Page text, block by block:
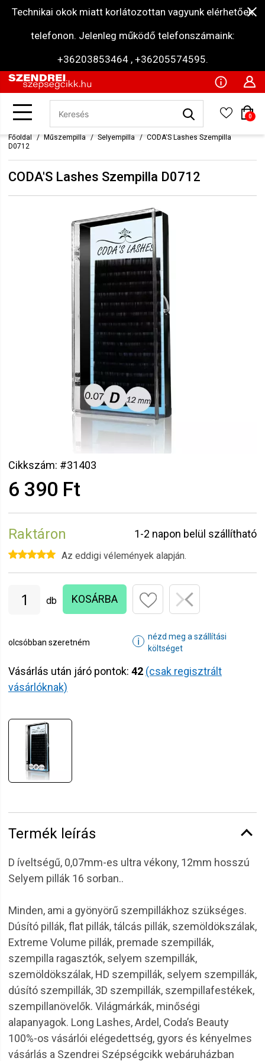
Technikai okok miatt korlátozottan vagyunk elérhetőek
telefonon. Jelenleg működő telefonszámaink:
+36203853464 , +36205574595.
0
Főoldal Műszempilla Selyempilla
CODA'S Lashes Szempilla
D0712
CODA'S Lashes Szempilla D0712
Cikkszám: #31403
6 390 Ft
Raktáron 1-2 napon belül szállítható
Az eddigi vélemények alapján.
db KOSÁRBA
olcsóbban szeretném ℹ
nézd meg a szállítási
költséget
Vásárlás után járó pontok: 42 (csak regisztrált
vásárlóknak)
Termék leírás
D íveltségű, 0,07mm-es ultra vékony, 12mm hosszú
Selyem pillák 16 sorban..
Minden, ami a gyönyörű szempillákhoz szükséges.
Dúsító pillák, flat pillák, tálcás pillák, szemöldökszálak,
Extreme Volume pillák, premade szempillák,
szempilla ragasztók, selyem szempillák,
szemöldökszálak, HD szempillák, selyem szempillák,
dúsító szempillák, 3D szempillák, szempillafestékek,
szempillanövelők. Világmárkák, minőségi
alapanyagok. Long Lashes, Ardel, Coda’s Beauty
100%-os vásárlói elégedettség, gyors és kényelmes
vásárlás a Szendrei Szépségcikk webáruházban